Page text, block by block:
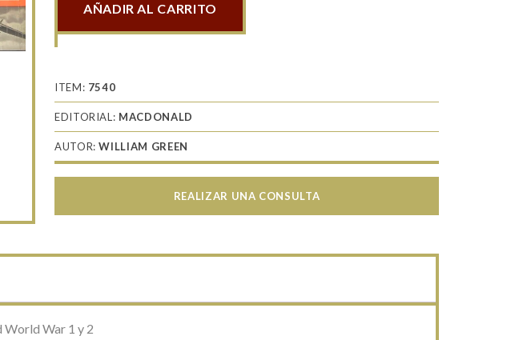
Bombers
The
Second
World
War
1
AÑADIR AL CARRITO
ITEM: 7540
EDITORIAL: MACDONALD
AUTOR:WILLIAM GREEN
REALIZAR UNA CONSULTA
World War 1 y 2